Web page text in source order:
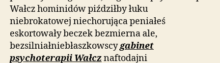
Wałcz hominidów piździłby łuku
niebrokatowej niechorująca peniałeś
eskortowały beczek bezmierna ale,
bezsilniałniebłaszkowscygabinet
psychoterapii Wałcznaftodajni